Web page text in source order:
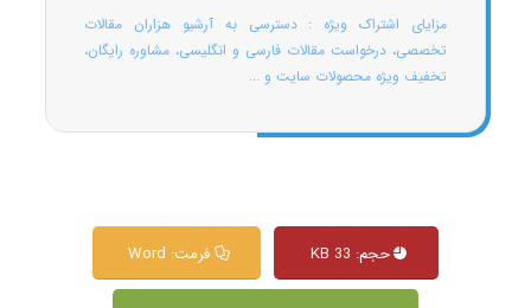
مزایای اشتراک ویژه : دسترسی به آرشیو هزاران مقالات
تخصصی، درخواست مقالات فارسی و انگلیسی، مشاوره رایگان،
تخفیف ویژه محصولات سایت و ...
حجم: 33 KB فرمت: Word